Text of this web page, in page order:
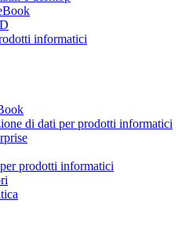
informatici
di dati per prodotti informatici
prodotti informatici